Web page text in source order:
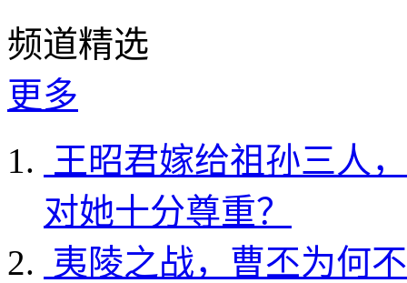
频道精选
更多
王昭君嫁给祖孙三人
对她十分尊重？
夷陵之战，曹丕为何